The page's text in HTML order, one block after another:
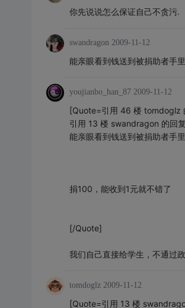
你先说说怎么保证自己不贪污.
swandragon 2009-11-12
能亲眼看到钱送到被捐助者手里
youjianbo_han_87 2009-11-12
[Quote=引用 46 楼 tomdoglz
引用 13 楼 swandragon 的回
能亲眼看到钱送到被捐助者手里
捐100，能收到1元就不错了
[/Quote]
我们自己直接给学生，不通过政
tomdoglz 2009-11-12
[Quote=引用 13 楼